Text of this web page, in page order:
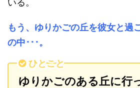
いる。
もう、ゆりかごの丘を彼女と過
の中･･･。
ひとこと
ゆりかごのある丘に行